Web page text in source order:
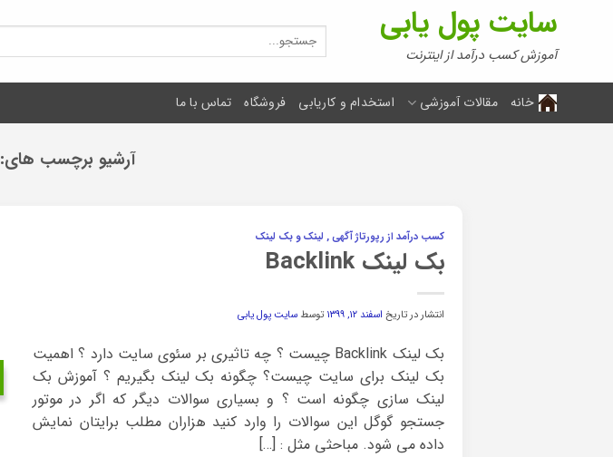
سایت پول یابی
آموزش کسب درآمد از اینترنت
جستجو
برای:
خانه مقالات آموزشی استخدام و کاریابی فروشگاه تماس با ما
آرشیو برچسب های:
کسب درآمد از رپورتاژ آگهی , لینک و بک لینک
بک لینک Backlink
انتشار در تاریخ اسفند ۱۲, ۱۳۹۹ توسطسایت پول یابی
بک لینک Backlink چیست ؟ چه تاثیری بر سئوی سایت دارد ؟ اهمیت
بک لینک برای سایت چیست؟ چگونه بک لینک بگیریم ؟ آموزش بک
لینک سازی چگونه است ؟ و بسیاری سوالات دیگر که اگر در موتور
جستجو گوگل این سوالات را وارد کنید هزاران مطلب برایتان نمایش
داده می شود. مباحثی مثل : […]